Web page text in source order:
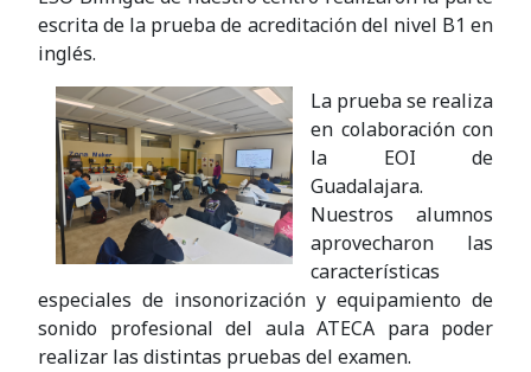
escrita de la prueba de acreditación del nivel B1 en
inglés.
La prueba se realiza
en colaboración con
la EOI de
Guadalajara.
Nuestros alumnos
aprovecharon las
características
especiales de insonorización y equipamiento de
sonido profesional del aula ATECA para poder
realizar las distintas pruebas del examen.